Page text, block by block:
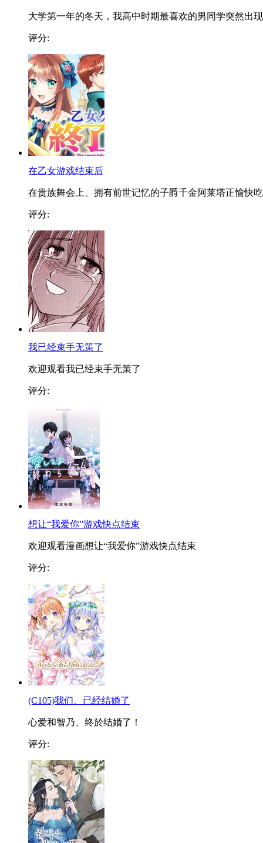
大学第一年的冬天，我高中时期最喜欢的男同学突然出
评分:
在乙女游戏结束后
在贵族舞会上、拥有前世记忆的子爵千金阿莱塔正愉快
评分:
我已经束手无策了
欢迎观看我已经束手无策了
评分:
想让“我爱你”游戏快点结束
欢迎观看漫画想让“我爱你”游戏快点结束
评分:
(C105)我们、已经结婚了
心爱和智乃、终於结婚了！
评分: